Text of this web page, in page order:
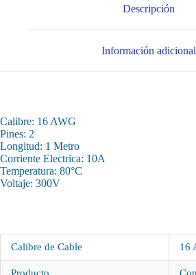
Descripción
Información adicional
Calibre: 16 AWG
Pines: 2
Longitud: 1 Metro
Corriente Electrica: 10A
Temperatura: 80°C
Voltaje: 300V
Calibre de Cable 16